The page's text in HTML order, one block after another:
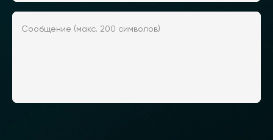
Сообщение (макс. 200 символов)